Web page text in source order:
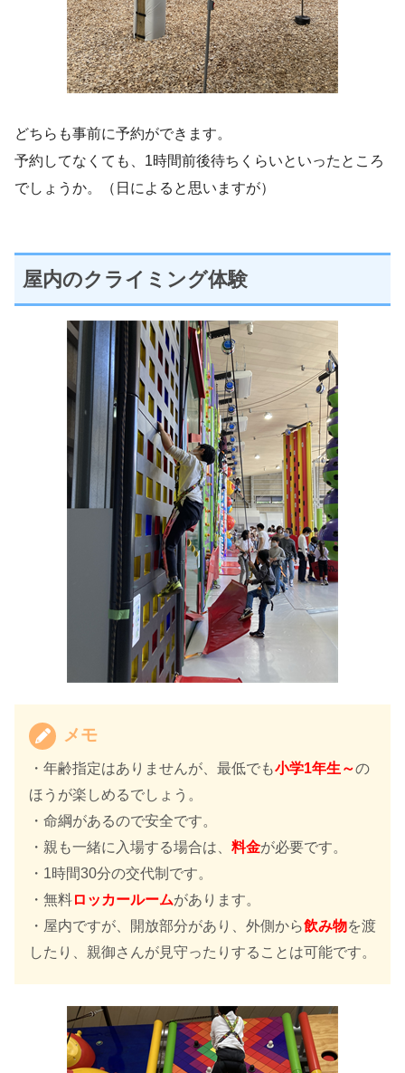
どちらも事前に予約ができます。
予約してなくても、1時間前後待ちくらいといったところ
でしょうか。（日によると思いますが）
屋内のクライミング体験
メモ
・年齢指定はありませんが、最低でも小学1年生～の
ほうが楽しめるでしょう。
・命綱があるので安全です。
・親も一緒に入場する場合は、 料金が必要です。
・1時間30分の交代制です。
・無料ロッカールームがあります。
・屋内ですが、開放部分があり、外側から飲み物を渡
したり、親御さんが見守ったりすることは可能です。